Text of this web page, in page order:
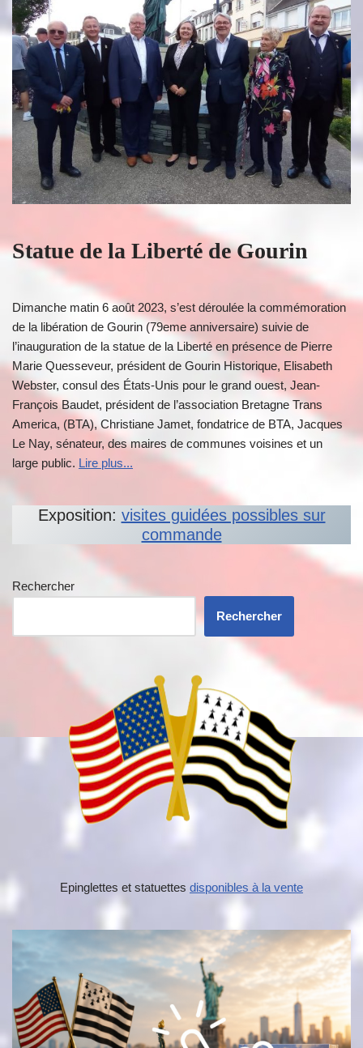
Statue de la Liberté de Gourin
Dimanche matin 6 août 2023, s’est déroulée la commémoration
de la libération de Gourin (79eme anniversaire) suivie de
l’inauguration de la statue de la Liberté en présence de Pierre
Marie Quesseveur, président de Gourin Historique, Elisabeth
Webster, consul des États-Unis pour le grand ouest, Jean-
François Baudet, président de l’association Bretagne Trans
America, (BTA), Christiane Jamet, fondatrice de BTA, Jacques
Le Nay, sénateur, des maires de communes voisines et un
large public. Lire plus...
Exposition: visites guidées possibles sur
commande
Rechercher
Rechercher
Epinglettes et statuettes disponibles à la vente